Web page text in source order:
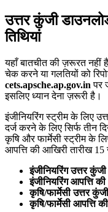
उत्तर कुंजी
तिथियां
यहाँ बातचीत की ज़रूरत नहीं
चेक करने या गलतियों को
cets.apsche.ap.gov.in पर
इसलिए ध्यान देना ज़रूरी है।
इंजीनियरिंग स्ट्रीम के लिए
दर्ज करने के लिए सिर्फ तीन
कृषि और फार्मेसी स्ट्रीम के
आपत्ति की आखिरी तारीख 15
इंजीनियरिंग उत्तर कुंजी
इंजीनियरिंग आपत्ति
कृषि/फार्मेसी उत्तर
कृषि/फार्मेसी आपत्ति